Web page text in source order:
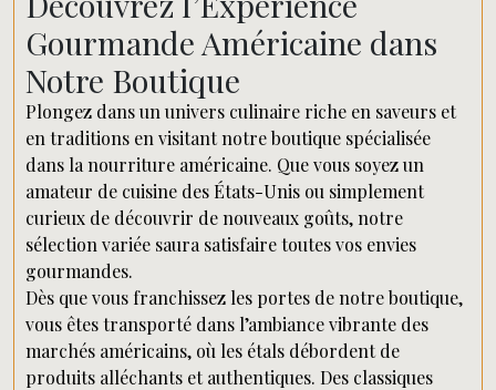
Gourmande Américaine dans
Notre Boutique
Plongez dans un univers culinaire riche en saveurs et
en traditions en visitant notre boutique spécialisée
dans la nourriture américaine. Que vous soyez un
amateur de cuisine des États-Unis ou simplement
curieux de découvrir de nouveaux goûts, notre
sélection variée saura satisfaire toutes vos envies
gourmandes.
Dès que vous franchissez les portes de notre boutique,
vous êtes transporté dans l’ambiance vibrante des
marchés américains, où les étals débordent de
produits alléchants et authentiques. Des classiques